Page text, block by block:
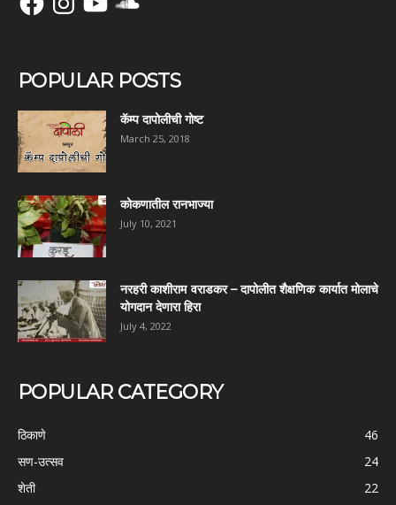
POPULAR POSTS
कॅम्प दापोलीची गोष्ट
March 25, 2018
कोकणातील रानभाज्या
July 10, 2021
नरहरी काशीराम वराडकर – दापोलीत शैक्षणिक कार्यात मोलाचे
योगदान देणारा हिरा
July 4, 2022
POPULAR CATEGORY
ठिकाणे
46
सण-उत्सव
24
शेती
22